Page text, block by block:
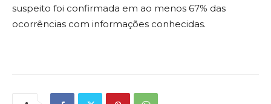
suspeito foi confirmada em ao menos 67% das
ocorrências com informações conhecidas.